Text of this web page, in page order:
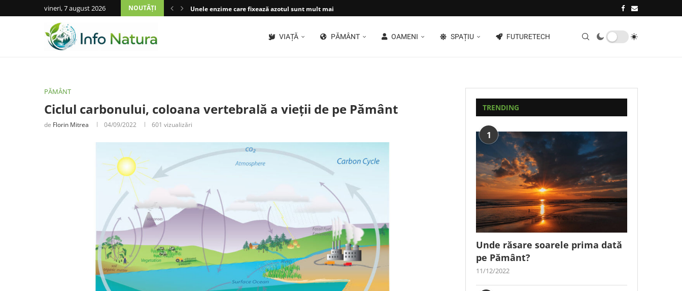
vineri, 7 august 2026 NOUTĂȚI Unele enzime care fixează azotul sunt mult mai...
VIAȚĂ PĂMÂNT OAMENI SPAȚIU FUTURETECH
PĂMÂNT
Ciclul carbonului, coloana vertebrală a vieții de pe Pământ
de Florin Mitrea 04/09/2022 601 vizualizări
TRENDING
1
Unde răsare soarele prima dată
pe Pământ?
11/12/2022